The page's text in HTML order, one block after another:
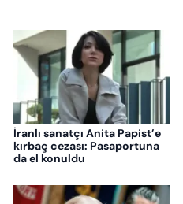
İranlı sanatçı Anita Papist’e
kırbaç cezası: Pasaportuna
da el konuldu